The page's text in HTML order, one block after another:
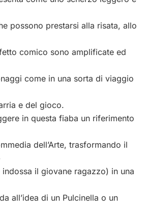
possono prestarsi alla risata, allo
comico sono amplificate ed
come in una sorta di viaggio
e del gioco.
in questa fiaba un riferimento
dell’Arte, trasformando il
il giovane ragazzo) in una
all’idea di un Pulcinella o un